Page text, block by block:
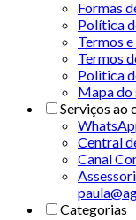
Formas
Política
Termos
Termos
Politica
Mapa do
Serviços ao
Central
Canal
Categorias